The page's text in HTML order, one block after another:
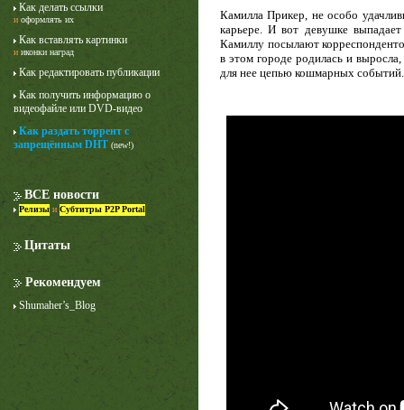
Как делать ссылки
и оформлять их
Как вставлять картинки
и иконки наград
Как редактировать публикации
Как получить информацию о
видеофайле или DVD-видео
Как раздать торрент с
запрещённым DHT (new!)
ВСЕ новости
Релизы и Субтитры P2P Portal
Цитаты
Рекомендуем
Shumaher’s_Blog
Камилла Прикер, не особо
карьере. И вот девушке
Камиллу посылают
в этом городе родилась и
для нее цепью кошмарных событий.